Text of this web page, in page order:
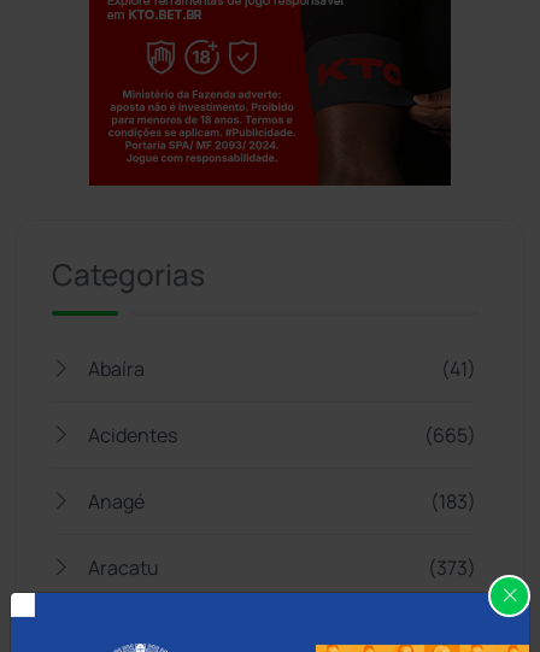
Categorias
Abaíra (41)
Acidentes (665)
Anagé (183)
Aracatu (373)